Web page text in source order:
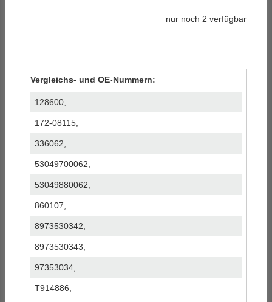
nur noch 2 verfügbar
Vergleichs- und OE-Nummern:
128600,
172-08115,
336062,
53049700062,
53049880062,
860107,
8973530342,
8973530343,
97353034,
T914886,